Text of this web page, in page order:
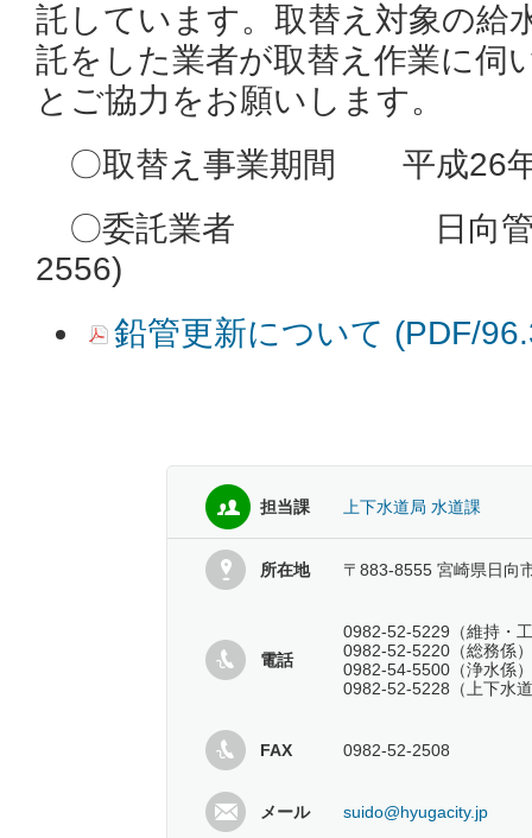
託しています。取替え対象の給
託をした業者が取替え作業に伺
とご協力をお願いします。
〇取替え事業期間 平成26
〇委託業者 日向管工
2556)
鉛管更新について (PDF/
担当課 上下水道局 水道課
所在地 〒883-8555 宮崎県日向
電話
0982-52-5229（維持・
0982-52-5220（総務係）
0982-54-5500（浄水係）
0982-52-5228（上下水
FAX 0982-52-2508
メール suido@hyugacity.jp